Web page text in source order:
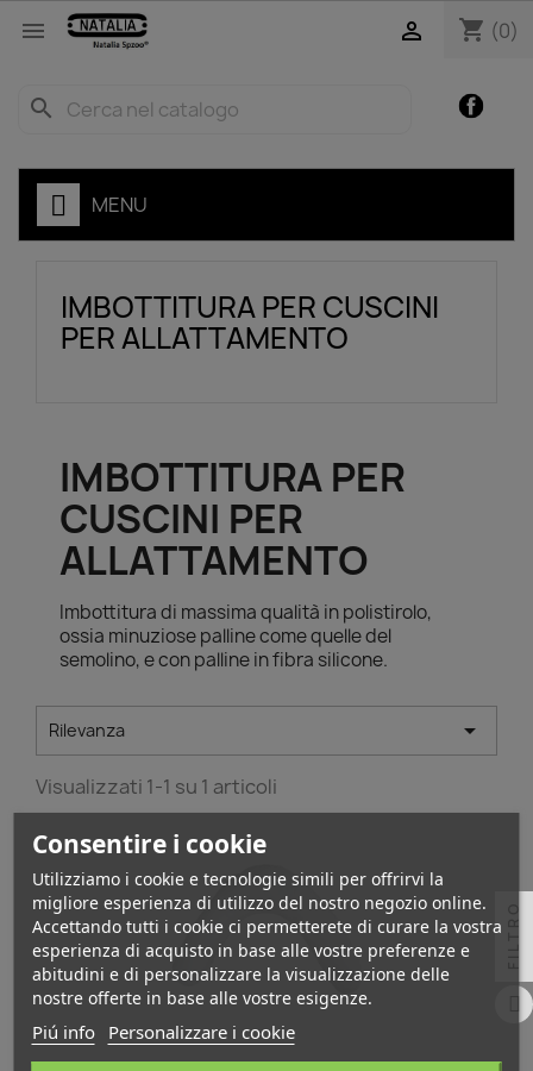
 shopping_cart (0)

search
MENU
IMBOTTITURA PER CUSCINI
PER ALLATTAMENTO
IMBOTTITURA PER
CUSCINI PER
ALLATTAMENTO
Imbottitura di massima qualità in polistirolo,
ossia minuziose palline come quelle del
semolino, e con palline in fibra silicone.
Rilevanza 
Visualizzati 1-1 su 1 articoli
Anteprima
Consentire i cookie
Utilizziamo i cookie e tecnologie simili per offrirvi la
migliore esperienza di utilizzo del nostro negozio online.
Accettando tutti i cookie ci permetterete di curare la vostra
esperienza di acquisto in base alle vostre preferenze e
abitudini e di personalizzare la visualizzazione delle
nostre offerte in base alle vostre esigenze.
Piú info Personalizzare i cookie